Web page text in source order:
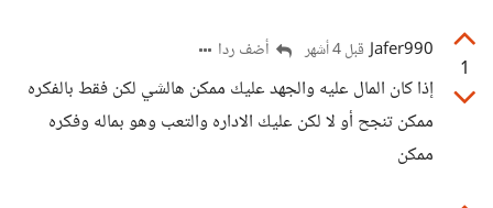
1
Jafer990 قبل 4 أشهر أضف ردا
إذا كان المال عليه والجهد عليك ممكن هالشي لكن فقط بالفكره
ممكن تنجح أو لا لكن عليك الاداره والتعب وهو بماله وفكره
ممكن